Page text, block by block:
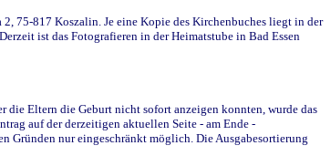
75-817 Koszalin. Je eine Kopie des Kirchenbuches liegt in der
ist das Fotografieren in der Heimatstube in Bad Essen
die Eltern die Geburt nicht sofort anzeigen konnten, wurde das
auf der derzeitigen aktuellen Seite - am Ende -
Gründen nur eingeschränkt möglich. Die Ausgabesortierung